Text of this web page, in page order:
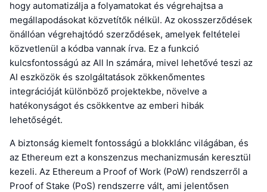
hogy automatizálja a folyamatokat és végrehajtsa a
megállapodásokat közvetítők nélkül. Az okosszerződések
önállóan végrehajtódó szerződések, amelyek feltételei
közvetlenül a kódba vannak írva. Ez a funkció
kulcsfontosságú az All In számára, mivel lehetővé teszi az
AI eszközök és szolgáltatások zökkenőmentes
integrációját különböző projektekbe, növelve a
hatékonyságot és csökkentve az emberi hibák
lehetőségét.
A biztonság kiemelt fontosságú a blokklánc világában, és
az Ethereum ezt a konszenzus mechanizmusán keresztül
kezeli. Az Ethereum a Proof of Work (PoW) rendszerről a
Proof of Stake (PoS) rendszerre vált, ami jelentősen